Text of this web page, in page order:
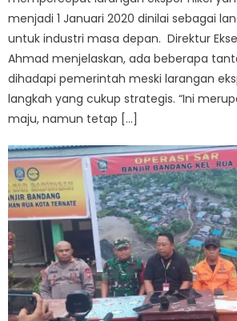
menjadi 1 Januari 2020 dinilai sebagai
untuk industri masa depan. Direktur
Ahmad menjelaskan, ada beberapa
dihadapi pemerintah meski larangan
langkah yang cukup strategis. “Ini
maju, namun tetap […]